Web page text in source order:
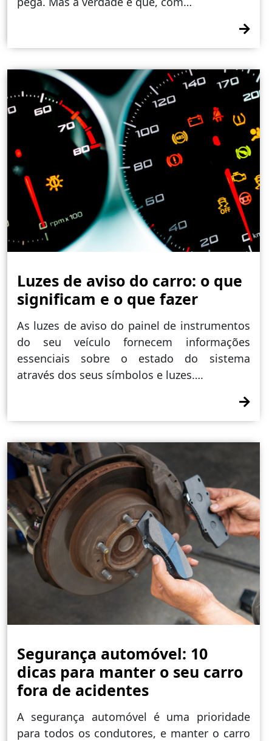
Luzes de aviso do carro: o que
significam e o que fazer
As luzes de aviso do painel de instrumentos
do seu veículo fornecem informações
essenciais sobre o estado do sistema
através dos seus símbolos e luzes….
Segurança automóvel: 10
dicas para manter o seu carro
fora de acidentes
A segurança automóvel é uma prioridade
para todos os condutores, e manter o carro